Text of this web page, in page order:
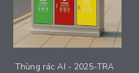
Thùng rác AI - 2025-TRAI-006